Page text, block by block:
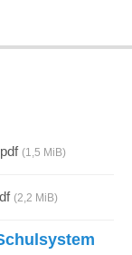
(1,5 MiB)
(2,2 MiB)